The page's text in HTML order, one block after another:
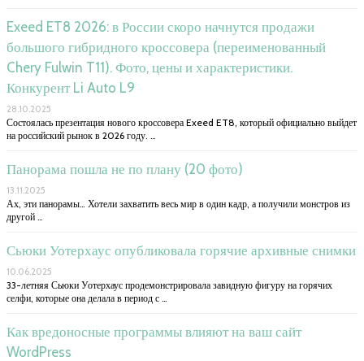
Exeed ET8 2026: в России скоро начнутся продажи
большого гибридного кроссовера (переименованный
Chery Fulwin T11). Фото, цены и характеристики.
Конкурент Li Auto L9
28.10.2025
Состоялась презентация нового кроссовера Exeed ET8, который официально выйдет
на российский рынок в 2026 году. …
Панорама пошла не по плану (20 фото)
13.11.2025
Ах, эти панорамы… Хотели захватить весь мир в один кадр, а получили монстров из
другой …
Сьюки Уотерхаус опубликовала горячие архивные снимки
10.06.2025
33-летняя Сьюки Уотерхаус продемонстрировала завидную фигуру на горячих
селфи, которые она делала в период с …
Как вредоносные программы влияют на ваш сайт
WordPress